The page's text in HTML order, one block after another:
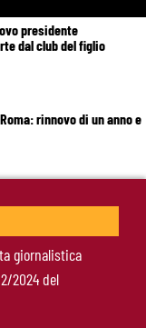
presidente
dal club del figlio
rinnovo di un anno e
dimentica i
giornalistica
2024 del